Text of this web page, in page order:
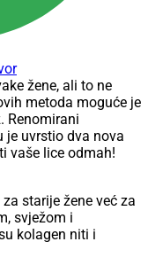
žene, ali to ne
metoda moguće je
Renomirani
je uvrstio dva nova
vaše lice odmah!
starije žene već za
svježom i
kolagen niti i